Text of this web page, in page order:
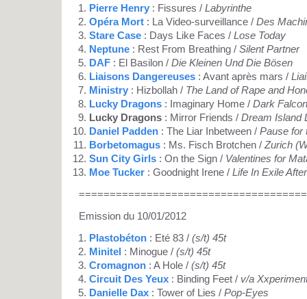
Pierre Henry : Fissures / Labyrinthe
Opéra Mort : La Video-surveillance / Des
Stare Case : Days Like Faces / Lose Today
Neptune : Rest From Breathing / Silent Partner
DAF : El Basilon / Die Kleinen Und Die Bösen
Liaisons Dangereuses : Avant après mars /
Ministry : Hizbollah / The Land of Rape and
Lucky Dragons : Imaginary Home / Dark Falcon
Lucky Dragons : Mirror Friends / Dream Island
Daniel Padden : The Liar Inbetween / Pause for
Borbetomagus : Ms. Fisch Brotchen / Zurich
Sun City Girls : On the Sign / Valentines for
Moe Tucker : Goodnight Irene / Life In Exile
Emission du 10/01/2012
Plastobéton : Eté 83 / (s/t) 45t
Minitel : Minogue / (s/t) 45t
Cromagnon : A Hole / (s/t) 45t
Circuit Des Yeux : Binding Feet / v/a
Danielle Dax : Tower of Lies / Pop-Eyes